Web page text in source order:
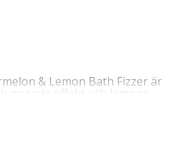
& Lemon Bath Fizzer är
effekt och lämnar
färgar badvattnet
av vattenmelon och citron.
bruksanvisningen.